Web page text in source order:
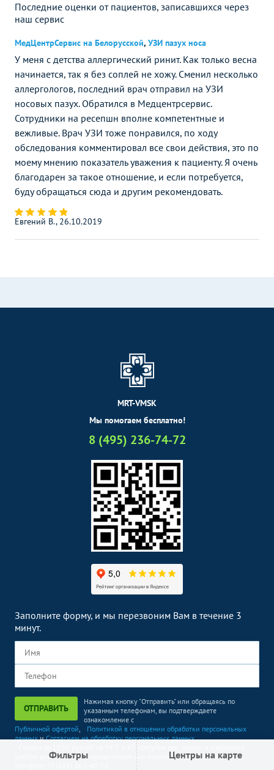
Фильтры Центры на карте
Последние оценки от пациентов, записавшихся через
наш сервис
МедЦентрСервис на Белорусской, УЗИ пазух носа
У меня с детства аллергический ринит. Как только весна
начинается, так я без соплей не хожу. Сменил несколько
аллергологов, последний врач отправил на УЗИ
носовых пазух. Обратился в Медцентрсервис.
Сотрудники на ресепшн вполне компетентные и
вежливые. Врач УЗИ тоже понравился, по ходу
обследования комментировал все свои действия, это по
моему мнению показатель уважения к пациенту. Я очень
благодарен за такое отношение, и если потребуется,
буду обращаться сюда и другим рекомендовать.
Евгений В., 26.10.2019
MRT-VMSK
Мы помогаем бесплатно!
8 (495) 236-74-72
Заполните форму, и мы перезвоним Вам в течение 3
минут.
ОТПРАВИТЬ
Нажимая кнопку "Отправить" или обращаясь по
указанным телефонам, вы подтверждаете
ознакомление с
Публичной офертой,
Политикой в отношении обработки персональных
данныхиСогласием на обработку персональных данных
* Скидка до 1000 рублей на МРТ и КТ доступна при записи в избранные
центры диагностики в определенные дни недели. Более подробно по